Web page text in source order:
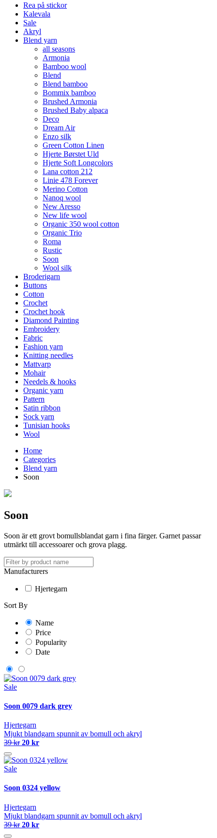
Rea på stickor
Kalevala
Sale
Akryl
Blend yarn
all seasons
Armonia
Bamboo wool
Blend
Blend bamboo
Bommix bamboo
Brushed Armonia
Brushed Baby alpaca
Deco
Dream Air
Enzo silk
Green Cotton Linen
Hjerte Børstet Uld
Hjerte Soft Longcolors
Lana cotton 212
Linie 478 Forever
Merino Cotton
Nanoq wool
New Aresso
New life wool
Organic 350 wool cotton
Organic Trio
Roma
Rustic
Soon
Wool silk
Broderigarn
Buttons
Cotton
Crochet
Crochet hook
Diamond Painting
Embroidery
Fabric
Fashion yarn
Knitting needles
Mattvarp
Mohair
Needels & hooks
Organic yarn
Pattern
Satin ribbon
Sock yarn
Tunisian hooks
Wool
Home
Categories
Blend yarn
Soon
Soon
Soon är ett grovt bomullsblandat garn i fina färger. Garnet passar
utmärkt till accessoarer och grova plagg.
Manufacturers
Hjertegarn
Sort By
Name
Price
Popularity
Date
Sale
Soon 0079 dark grey
Hjertegarn
Mjukt blandgarn spunnit av bomull och akryl
39 kr 20 kr
Sale
Soon 0324 yellow
Hjertegarn
Mjukt blandgarn spunnit av bomull och akryl
39 kr 20 kr